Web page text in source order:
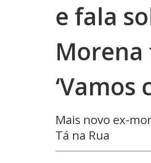
e fala
‘Vamos
Mais novo ex-
Tá na Rua